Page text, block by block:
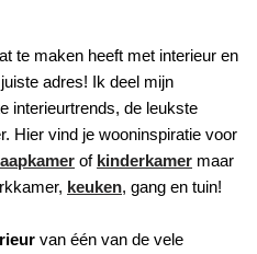
te maken heeft met interieur en
adres! Ik deel mijn
interieurtrends, de leukste
Hier vind je wooninspiratie voor
of kinderkamer maar
keuken, gang en tuin!
van één van de vele